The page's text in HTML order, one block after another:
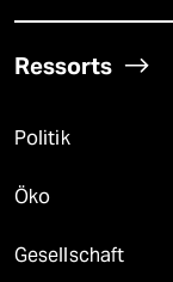
Ressorts
Politik
Öko
Gesellschaft